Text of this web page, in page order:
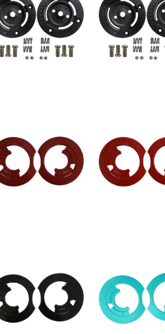
$350TWD $350TWD
$300TWD $300TWD
$300TWD $300TWD